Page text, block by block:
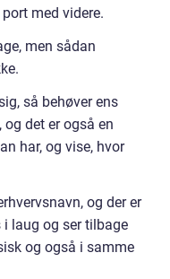
med videre.
men sådan
så behøver ens
det er også en
har, og vise, hvor
og der er
laug og ser tilbage
og også i samme